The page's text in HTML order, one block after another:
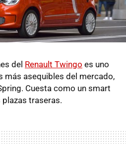
del Renault Twingo es uno
más asequibles del mercado,
Cuesta como un smart
traseras.